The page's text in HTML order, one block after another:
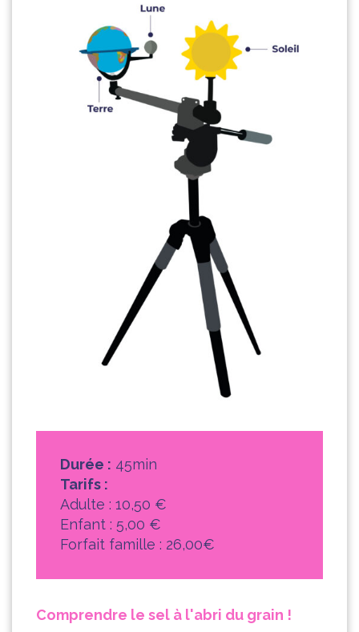
Durée : 45min
Tarifs :
Adulte : 10,50 €
Enfant : 5,00 €
Forfait famille : 26,00€
Comprendre le sel à l'abri du grain !